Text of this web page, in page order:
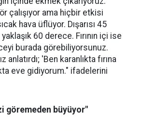
çalışıyor ama hiçbir etkisi
hava üflüyor. Dışarısı 45
60 derece. Fırının içi ise
burada görebiliyorsunuz.
anlatırdı; 'Ben karanlıkta fırına
eve gidiyorum." ifadelerini
göremeden büyüyor"